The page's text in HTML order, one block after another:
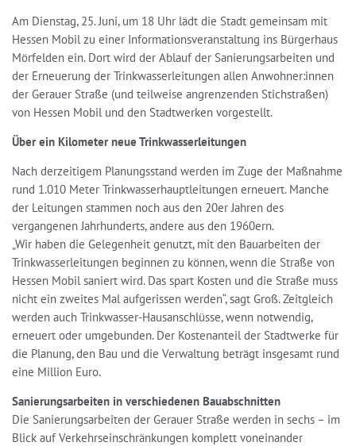
Am Dienstag, 25. Juni, um 18 Uhr lädt die Stadt gemeinsam mit
Hessen Mobil zu einer Informationsveranstaltung ins Bürgerhaus
Mörfelden ein. Dort wird der Ablauf der Sanierungsarbeiten und
der Erneuerung der Trinkwasserleitungen allen Anwohner:innen
der Gerauer Straße (und teilweise angrenzenden Stichstraßen)
von Hessen Mobil und den Stadtwerken vorgestellt.
Über ein Kilometer neue Trinkwasserleitungen
Nach derzeitigem Planungsstand werden im Zuge der Maßnahme
rund 1.010 Meter Trinkwasserhauptleitungen erneuert. Manche
der Leitungen stammen noch aus den 20er Jahren des
vergangenen Jahrhunderts, andere aus den 1960ern.
„Wir haben die Gelegenheit genutzt, mit den Bauarbeiten der
Trinkwasserleitungen beginnen zu können, wenn die Straße von
Hessen Mobil saniert wird. Das spart Kosten und die Straße muss
nicht ein zweites Mal aufgerissen werden“, sagt Groß. Zeitgleich
werden auch Trinkwasser-Hausanschlüsse, wenn notwendig,
erneuert oder umgebunden. Der Kostenanteil der Stadtwerke für
die Planung, den Bau und die Verwaltung beträgt insgesamt rund
eine Million Euro.
Sanierungsarbeiten in verschiedenen Bauabschnitten
Die Sanierungsarbeiten der Gerauer Straße werden in sechs – im
Blick auf Verkehrseinschränkungen komplett voneinander